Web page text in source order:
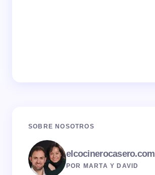
SOBRE NOSOTROS
elcocinerocasero.com
POR MARTA Y DAVID